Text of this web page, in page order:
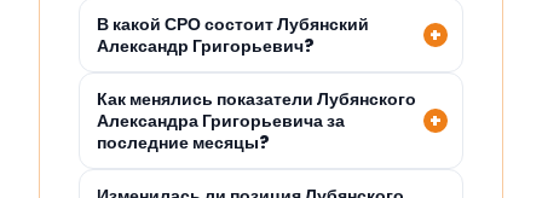
В какой СРО состоит Лубянский
Александр Григорьевич?
Как менялись показатели Лубянского
Александра Григорьевича за
последние месяцы?